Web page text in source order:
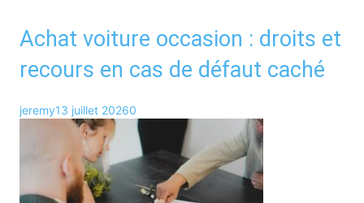
Achat voiture occasion : droits et
recours en cas de défaut caché
jeremy13 juillet 20260